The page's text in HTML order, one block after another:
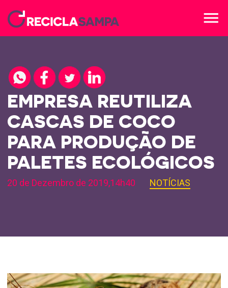
menu
EMPRESA REUTILIZA
CASCAS DE COCO
PARA PRODUÇÃO DE
PALETES ECOLÓGICOS
20 de Dezembro de 2019,14h40 NOTÍCIAS